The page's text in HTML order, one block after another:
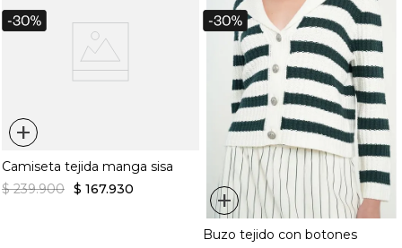
+
Camiseta tejida manga sisa
$ 239.900 $ 167.930 +
Buzo tejido con botones